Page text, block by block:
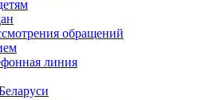
обращений
линия